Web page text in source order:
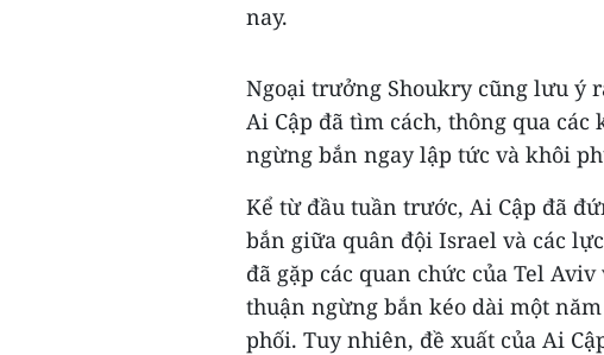
nay.
Ngoại trưởng Shoukry cũng lưu ý
Ai Cập đã tìm cách, thông qua
ngừng bắn ngay lập tức và khôi
Kể từ đầu tuần trước, Ai Cập đã
bắn giữa quân đội Israel và các
đã gặp các quan chức của Tel
thuận ngừng bắn kéo dài một
phối. Tuy nhiên, đề xuất của Ai